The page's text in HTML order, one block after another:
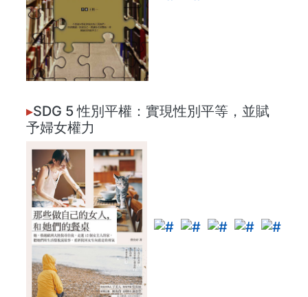
▸SDG 5 性別平權：實現性別平等，並賦
予婦女權力